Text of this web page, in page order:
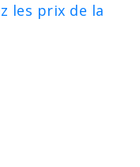
les prix de la